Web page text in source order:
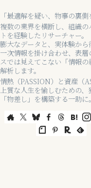
「最適解を疑い、物事の裏側
複数の業界を横断し、組織の
トを経験したリサーチャー。
膨大なデータと、実体験から
一次情報を掛け合わせ、表層
スでは見えてこない「情報の
解析します。
情熱（PASSION）と資産（
上質な人生を愉しむための、
「物差し」を構築する一助に。